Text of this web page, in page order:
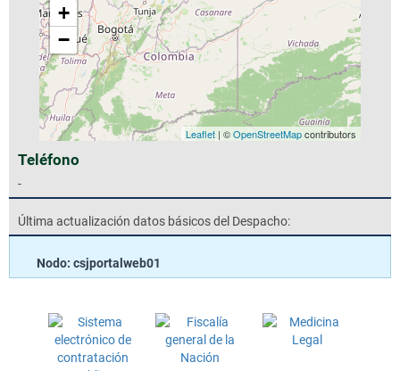
+
−
Leaflet| ©OpenStreetMapcontributors
Teléfono
-
Última actualización datos básicos del Despacho:
Nodo: csjportalweb01